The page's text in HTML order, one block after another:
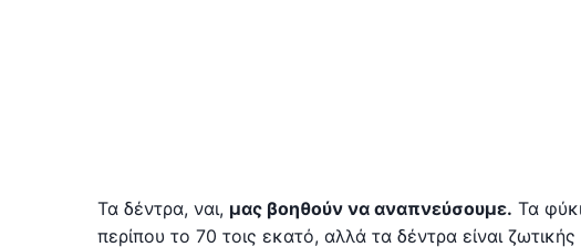
Τα δέντρα, ναι, μας βοηθούν να αναπνεύσουμε. Τα
περίπου το 70 τοις εκατό, αλλά τα δέντρα είναι